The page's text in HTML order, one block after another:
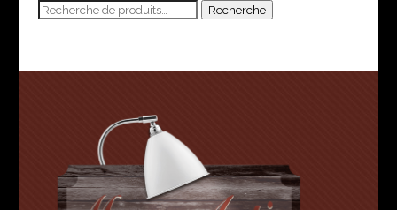
Recherche
Recherche